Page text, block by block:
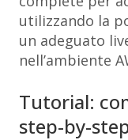
utilizzando la
un adeguato
nell’ambiente
Tutorial:
step-by-